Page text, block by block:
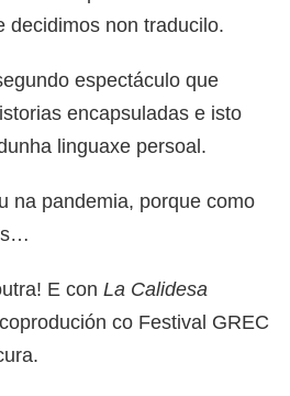
decidimos non traducilo.
espectáculo que
encapsuladas e isto
linguaxe persoal.
na pandemia, porque como
E con La Calidesa
co Festival GREC